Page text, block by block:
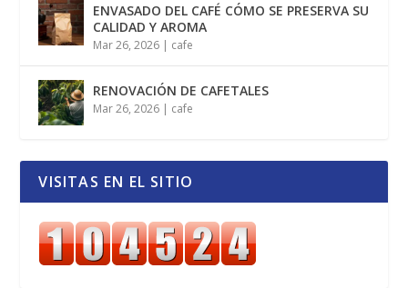
ENVASADO DEL CAFÉ CÓMO SE PRESERVA SU
CALIDAD Y AROMA
Mar 26, 2026 | cafe
RENOVACIÓN DE CAFETALES
Mar 26, 2026 | cafe
VISITAS EN EL SITIO